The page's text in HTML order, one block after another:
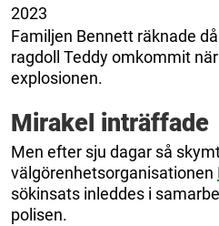
2023
Familjen Bennett räknade
ragdoll Teddy omkommit
explosionen.
Mirakel inträffade
Men efter sju dagar så
välgörenhetsorganisationen
sökinsats inleddes i
polisen.